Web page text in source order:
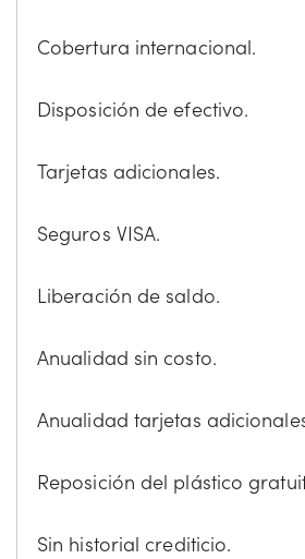
Cobertura internacional.
Disposición de efectivo.
Tarjetas adicionales.
Seguros VISA.
Liberación de saldo.
Anualidad sin costo.
Anualidad tarjetas
Reposición del plástico
Sin historial crediticio.